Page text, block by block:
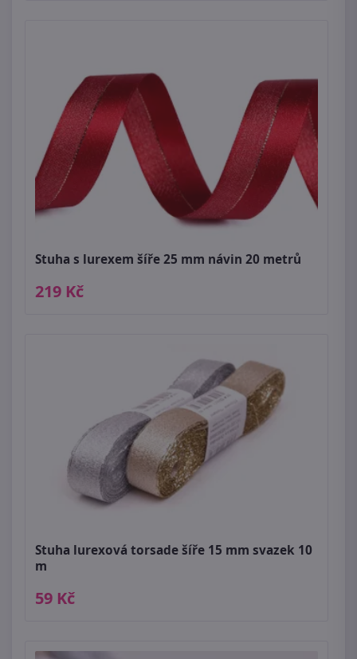
Stuha s lurexem šíře 25 mm návin 20 metrů
219 Kč
Stuha lurexová torsade šíře 15 mm svazek 10
m
59 Kč